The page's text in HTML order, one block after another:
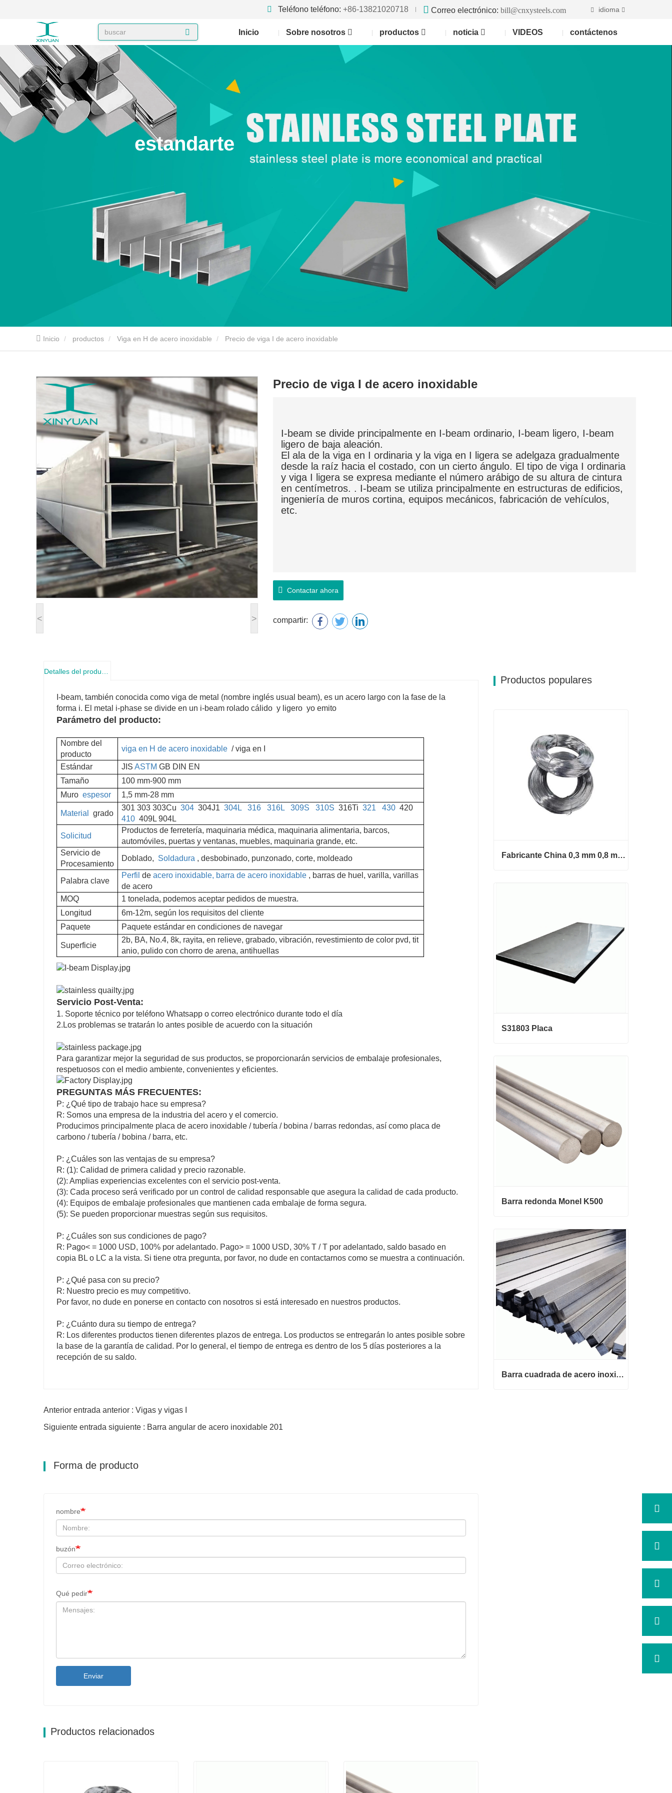
Teléfono teléfono: +86-13821020718 Correo electrónico: bill@cnxysteels.com idioma
Inicio Sobre nosotros productos noticia VIDEOS contáctenos
estandarte
Inicio productos Viga en H de acero inoxidable Precio de viga I de acero inoxidable
< >
Precio de viga I de acero inoxidable
I-beam se divide principalmente en I-beam ordinario, I-beam ligero, I-beam
ligero de baja aleación.
El ala de la viga en I ordinaria y la viga en I ligera se adelgaza gradualmente
desde la raíz hacia el costado, con un cierto ángulo. El tipo de viga I ordinaria
y viga I ligera se expresa mediante el número arábigo de su altura de cintura
en centímetros. . I-beam se utiliza principalmente en estructuras de edificios,
ingeniería de muros cortina, equipos mecánicos, fabricación de vehículos,
etc.
Contactar ahora
compartir:
Detalles del producto
I-beam, también conocida como viga de metal (nombre inglés usual beam), es un acero largo con la fase de la
forma i. El metal i-phase se divide en un i-beam rolado cálido y ligero yo emito
Parámetro del producto:
Nombre del
producto
viga en H de acero inoxidable / viga en I
Estándar JIS ASTM GB DIN EN
Tamaño
100 mm-900 mm
Muro espesor 1,5 mm-28 mm
Material grado
301 303 303Cu 304 304J1 304L 316 316L 309S 310S 316Ti 321 430 420
410 409L 904L
Solicitud
Productos de ferretería, maquinaria médica, maquinaria alimentaria, barcos,
automóviles, puertas y ventanas, muebles, maquinaria grande, etc.
Servicio de
Procesamiento
Doblado, Soldadura , desbobinado, punzonado, corte, moldeado
Palabra clave
Perfil de acero inoxidable, barra de acero inoxidable , barras de huel, varilla, varillas
de acero
MOQ
1 tonelada, podemos aceptar pedidos de muestra.
Longitud
6m-12m, según los requisitos del cliente
Paquete
Paquete estándar en condiciones de navegar
Superficie
2b, BA, No.4, 8k, rayita, en relieve, grabado, vibración, revestimiento de color pvd, tit
anio, pulido con chorro de arena, antihuellas
Servicio Post-Venta:
1. Soporte técnico por teléfono Whatsapp o correo electrónico durante todo el día
2.Los problemas se tratarán lo antes posible de acuerdo con la situación
Para garantizar mejor la seguridad de sus productos, se proporcionarán servicios de embalaje profesionales,
respetuosos con el medio ambiente, convenientes y eficientes.
PREGUNTAS MÁS FRECUENTES:
P: ¿Qué tipo de trabajo hace su empresa?
R: Somos una empresa de la industria del acero y el comercio.
Producimos principalmente placa de acero inoxidable / tubería / bobina / barras redondas, así como placa de
carbono / tubería / bobina / barra, etc.
P: ¿Cuáles son las ventajas de su empresa?
R: (1): Calidad de primera calidad y precio razonable.
(2): Amplias experiencias excelentes con el servicio post-venta.
(3): Cada proceso será verificado por un control de calidad responsable que asegura la calidad de cada producto.
(4): Equipos de embalaje profesionales que mantienen cada embalaje de forma segura.
(5): Se pueden proporcionar muestras según sus requisitos.
P: ¿Cuáles son sus condiciones de pago?
R: Pago< = 1000 USD, 100% por adelantado. Pago> = 1000 USD, 30% T / T por adelantado, saldo basado en
copia BL o LC a la vista. Si tiene otra pregunta, por favor, no dude en contactarnos como se muestra a continuación.
P: ¿Qué pasa con su precio?
R: Nuestro precio es muy competitivo.
Por favor, no dude en ponerse en contacto con nosotros si está interesado en nuestros productos.
P: ¿Cuánto dura su tiempo de entrega?
R: Los diferentes productos tienen diferentes plazos de entrega. Los productos se entregarán lo antes posible sobre
la base de la garantía de calidad. Por lo general, el tiempo de entrega es dentro de los 5 días posteriores a la
recepción de su saldo.
Anterior entrada anterior : Vigas y vigas I
Siguiente entrada siguiente : Barra angular de acero inoxidable 201
Forma de producto
nombre
buzón
Qué pedir
Enviar
Productos relacionados
Productos populares
Fabricante China 0,3 mm 0,8 mm 1,25 mm 2 mm Alambre de acero galvanizado
S31803 Placa
S31803 Placa
Contactar ahora
Barra redonda Monel K500
Barra redonda Monel K500
Contactar ahora
Barra cuadrada de acero inoxidable 316